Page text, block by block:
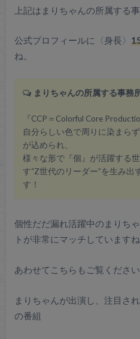
上記はまりちゃんの所属する
公式プロフィールに〈身長〉
ね。
まりちゃんの所属する事務
『CCP＝Colorful Core
自分らしい色で周りに染まら
が込められ、
様々な形で『個』が活躍する
す“Z世代のリーダー”を生み出
す！
個性だだ漏れ活躍中のまりち
トが非常にマッチしていますね
あわせてこちらもご覧ください
まりちゃんが出演し、注目さ
の番組